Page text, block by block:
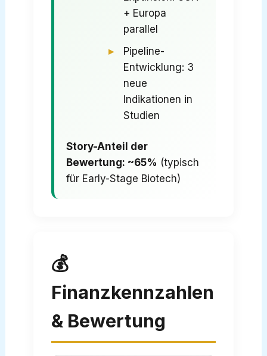
+ Europa
parallel
Pipeline-
Entwicklung: 3
neue
Indikationen in
Studien
Story-Anteil der
Bewertung: ~65% (typisch
für Early-Stage Biotech)
💰
Finanzkennzahlen
& Bewertung